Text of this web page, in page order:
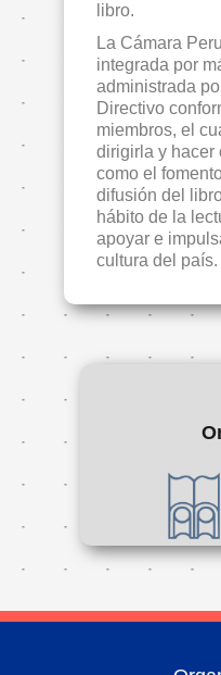
libro.
La Cámara
integrada por
administrada
Directivo
miembros, el
dirigirla y hacer
como el
difusión del
hábito de la
apoyar e
cultura del país.